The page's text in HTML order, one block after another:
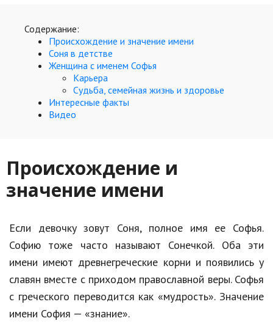
Hi-Tech. Интернет
Авто, мото
Дом и сад
Недвижимость
Психология и отношения
Творчество и рукоделие
Работа и бизнес
Животные
Праздники и подарки
Содержание:
Происхождение и значение имени
Соня в детстве
Женщина с именем Софья
Карьера
Судьба, семейная жизнь и здоровье
Интересные факты
Видео
Происхождение и
значение имени
Если девочку зовут Соня, полное имя ее Софья.
Софию тоже часто называют Сонечкой. Оба эти
имени имеют древнегреческие корни и появились у
славян вместе с приходом православной веры. Софья
с греческого переводится как «мудрость». Значение
имени София — «знание».